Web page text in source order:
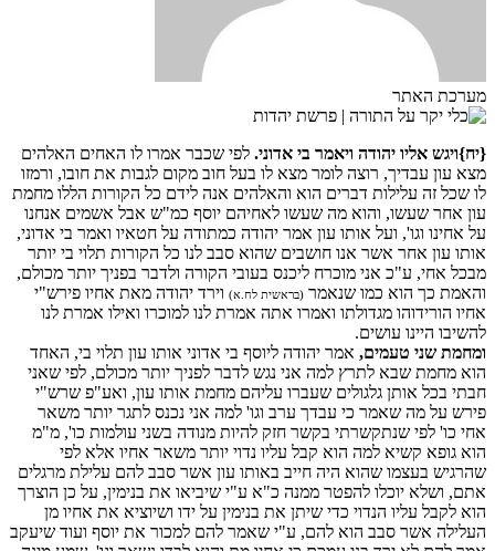
מערכת האתר
{יח}ויגש אליו יהודה ויאמר בי אדוני. לפי שכבר אמרו לו האחים האלהים
מצא עון עבדיך, רוצה לומר מצא לו בעל חוב מקום לגבות את חובו, ורמזו
לו שכל זה עלילות דברים הוא והאלהים אנה לידם כל הקורות הללו מחמת
עון אחר שעשו, והוא מה שעשו לאחיהם יוסף כמ"ש אבל אשמים אנחנו
על אחינו וגו', ועל אותו עון אמר יהודה כמתודה על חטאיו ואמר בי אדוני,
אותו עון אחר אשר אנו חושבים שהוא סבב לנו כל הקורות תלוי בי יותר
מבכל אחי, ע"כ אני מוכרח ליכנס בעובי הקורה ולדבר בפניך יותר מכולם,
והאמת כך הוא כמו שנאמר (בראשית לח.א) וירד יהודה מאת אחיו פירש"י
אחיו הורידוהו מגדולתו ואמרו אתה אמרת לנו למוכרו ואילו אמרת לנו
להשיבו היינו עושים.
ומחמת שני טעמים, אמר יהודה ליוסף בי אדוני אותו עון תלוי בי, האחד
הוא מחמת שבא לתרץ למה אני נגש לדבר לפניך יותר מכולם, לפי שאני
חבתי בכל אותן גלגולים שעברו עליהם מחמת אותו עון, ואע"פ שרש"י
פירש על מה שאמר כי עבדך ערב וגו' למה אני נכנס לתגר יותר משאר
אחי כו' לפי שנתקשרתי בקשר חזק להיות מנודה בשני עולמות כו', מ"מ
הוא גופא קשיא למה הוא קבל עליו נדוי יותר משאר אחיו אלא לפי
שהרגיש בעצמו שהוא היה חייב באותו עון אשר סבב להם עלילת מרגלים
אתם, ושלא יוכלו להפטר ממנה כ"א ע"י שיביאו את בנימין, על כן הוצרך
הוא לקבל עליו הנדוי כדי שיתן את בנימין על ידו ושיוציא את אחיו מן
העלילה אשר סבב הוא להם, ע"י שאמר להם למכור את יוסף ועוד שיעקב